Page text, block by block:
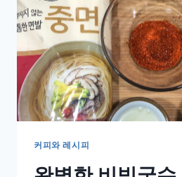
다!
오
영
은
박
사
의
‘정
잉
커피와 레시피